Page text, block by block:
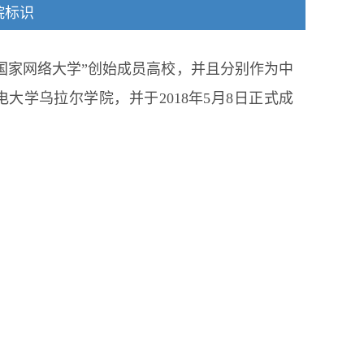
标识
网络大学”创始成员高校，并且分别作为中
学乌拉尔学院，并于2018年5月8日正式成